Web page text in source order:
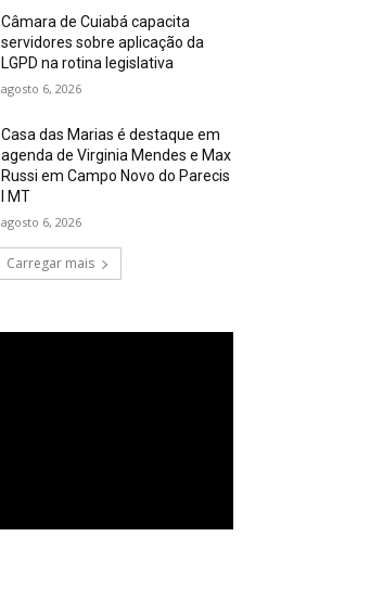
Câmara de Cuiabá capacita
servidores sobre aplicação da
LGPD na rotina legislativa
agosto 6, 2026
Casa das Marias é destaque em
agenda de Virginia Mendes e Max
Russi em Campo Novo do Parecis
I MT
agosto 6, 2026
Carregar mais